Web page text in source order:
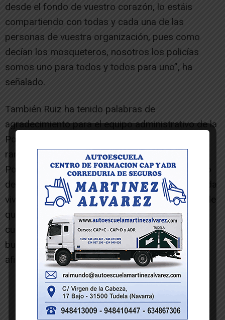
desde el fondo de vuestro corazón, lo estáis
compartiendo con todas y cada una de las
personas de vuestra organización, pues como
decían los mosqueteros, nosotros los policías
somos uno para todos y todos para uno”, ha
señalado.
También Ruiz ha tenido palabras de
agradecimiento para el equipo administrativo de la
Policía Local de Tudela y ha hecho entrega de
ramos de flores a dos oficiales administrativos.
Por último, ha puesto en valor el trabajo conjunto
de todas las policías para que la ciudadanía pueda
vivir tranquila y feliz. “A la ciudadanía le da igual de
qué color vayan vestidos los que les atienden
cuando nos lo solicitan. Lo que demandan es un
buen servicio, eficaz y también eficiente”, ha
afirmado.
-- Publicidad --